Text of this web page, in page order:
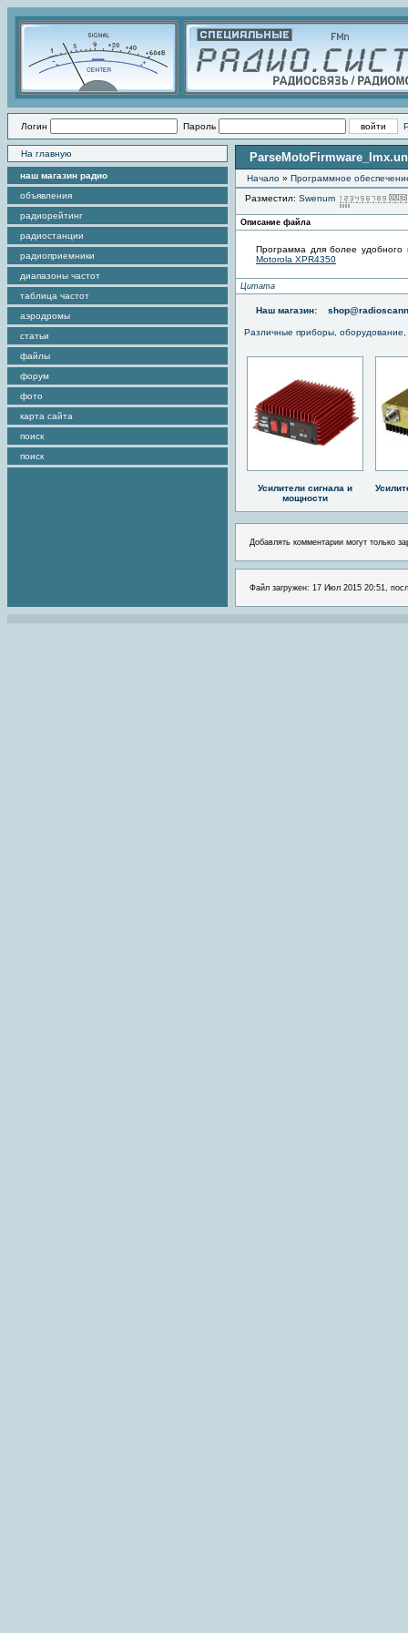
Логин Пароль
На главную
наш магазин радио
объявления
радиорейтинг
радиостанции
радиоприемники
диапазоны частот
таблица частот
аэродромы
статьи
файлы
форум
фото
карта сайта
поиск
поиск
Начало » Программное
Разместил: Swenum
Описание файла
Программа для более удобного
Motorola XPR4350
Цитата
Наш магазин:
Различные приборы,
Усилители сигнала и
мощности
Добавлять комментарии могут только
Файл загружен: 17 Июл 2015 20:51,